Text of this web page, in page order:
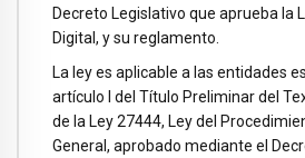
Decreto Legislativo que aprueba la
Digital, y su reglamento.
La ley es aplicable a las entidades
artículo I del Título Preliminar del
de la Ley 27444, Ley del
General, aprobado mediante el